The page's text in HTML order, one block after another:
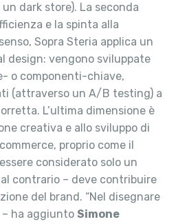
dark store). La seconda
e la spinta alla
Sopra Steria applica un
design: vengono sviluppate
o componenti-chiave,
(attraverso un A/B testing) a
L’ultima dimensione è
creativa e allo sviluppo di
proprio come il
considerato solo un
contrario – deve contribuire
del brand. “Nel disegnare
– ha aggiunto Simone